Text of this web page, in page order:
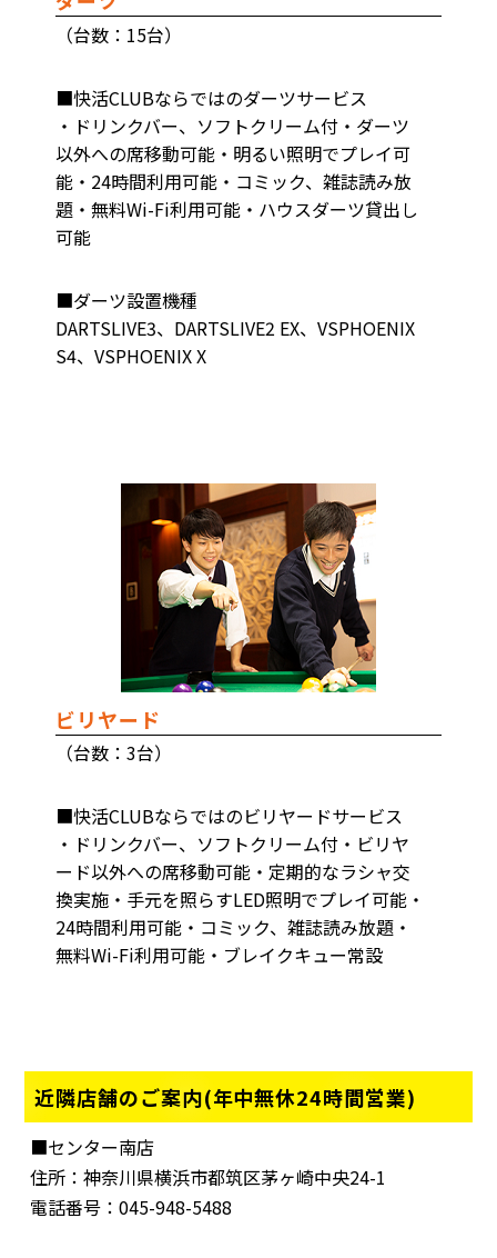
（台数：15台）
■快活CLUBならではのダーツサービス
・ドリンクバー、ソフトクリーム付・ダーツ
以外への席移動可能・明るい照明でプレイ可
能・24時間利用可能・コミック、雑誌読み放
題・無料Wi-Fi利用可能・ハウスダーツ貸出し
可能
■ダーツ設置機種
DARTSLIVE3、DARTSLIVE2 EX、VSPHOENIX
S4、VSPHOENIX X
ビリヤード
（台数：3台）
■快活CLUBならではのビリヤードサービス
・ドリンクバー、ソフトクリーム付・ビリヤ
ード以外への席移動可能・定期的なラシャ交
換実施・手元を照らすLED照明でプレイ可能・
24時間利用可能・コミック、雑誌読み放題・
無料Wi-Fi利用可能・ブレイクキュー常設
近隣店舗のご案内(年中無休24時間営業)
■センター南店
住所：神奈川県横浜市都筑区茅ヶ崎中央24-1
電話番号：045-948-5488